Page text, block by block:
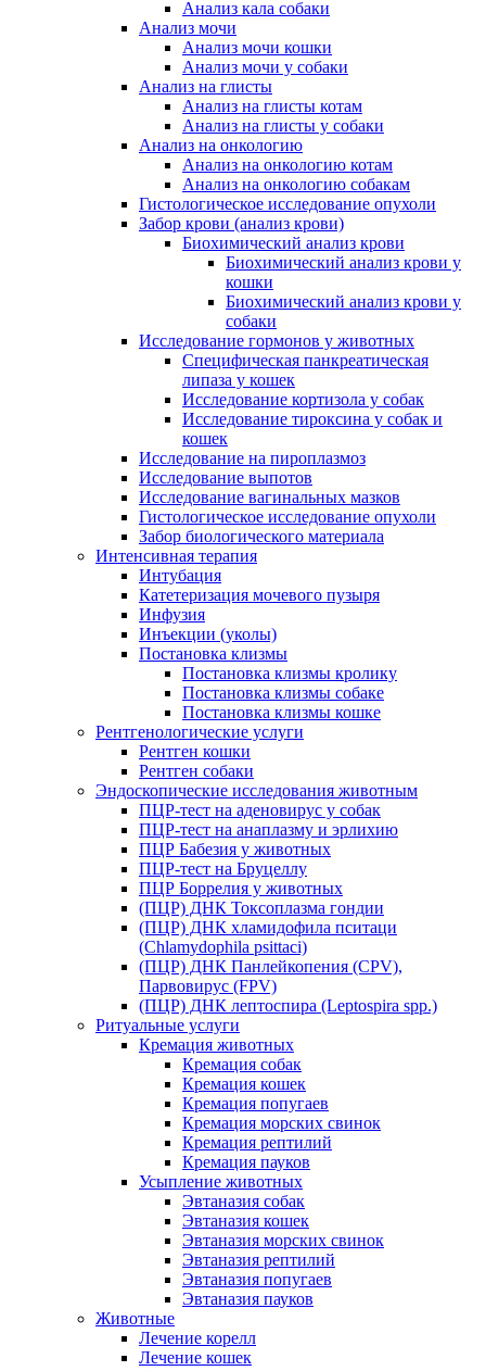
Анализ кала собаки
Анализ мочи
Анализ мочи кошки
Анализ мочи у собаки
Анализ на глисты
Анализ на глисты котам
Анализ на глисты у собаки
Анализ на онкологию
Анализ на онкологию котам
Анализ на онкологию собакам
Гистологическое исследование опухоли
Забор крови (анализ крови)
Биохимический анализ крови
Биохимический анализ крови у
кошки
Биохимический анализ крови у
собаки
Исследование гормонов у животных
Специфическая панкреатическая
липаза у кошек
Исследование кортизола у собак
Исследование тироксина у собак и
кошек
Исследование на пироплазмоз
Исследование выпотов
Исследование вагинальных мазков
Гистологическое исследование опухоли
Забор биологического материала
Интенсивная терапия
Интубация
Катетеризация мочевого пузыря
Инфузия
Инъекции (уколы)
Постановка клизмы
Постановка клизмы кролику
Постановка клизмы собаке
Постановка клизмы кошке
Рентгенологические услуги
Рентген кошки
Рентген собаки
Эндоскопические исследования животным
ПЦР-тест на аденовирус у собак
ПЦР-тест на анаплазму и эрлихию
ПЦР Бабезия у животных
ПЦР-тест на Бруцеллу
ПЦР Боррелия у животных
(ПЦР) ДНК Токсоплазма гондии
(ПЦР) ДНК хламидофила пситаци
(Chlamydophila psittaci)
(ПЦР) ДНК Панлейкопения (CPV),
Парвовирус (FPV)
(ПЦР) ДНК лептоспира (Leptospira spp.)
Ритуальные услуги
Кремация животных
Кремация собак
Кремация кошек
Кремация попугаев
Кремация морских свинок
Кремация рептилий
Кремация пауков
Усыпление животных
Эвтаназия собак
Эвтаназия кошек
Эвтаназия морских свинок
Эвтаназия рептилий
Эвтаназия попугаев
Эвтаназия пауков
Животные
Лечение корелл
Лечение кошек